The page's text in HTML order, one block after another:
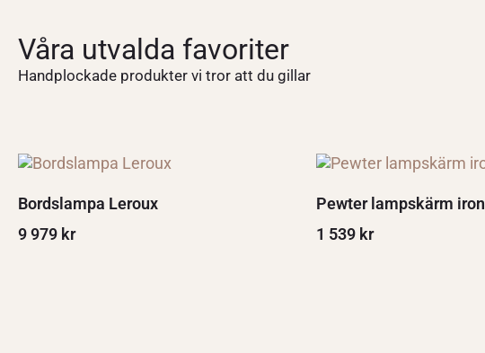
Våra utvalda favoriter
Handplockade produkter vi tror att du gillar
Bordslampa Leroux
9 979 kr
Pewter lampskärm iron
1 539 kr